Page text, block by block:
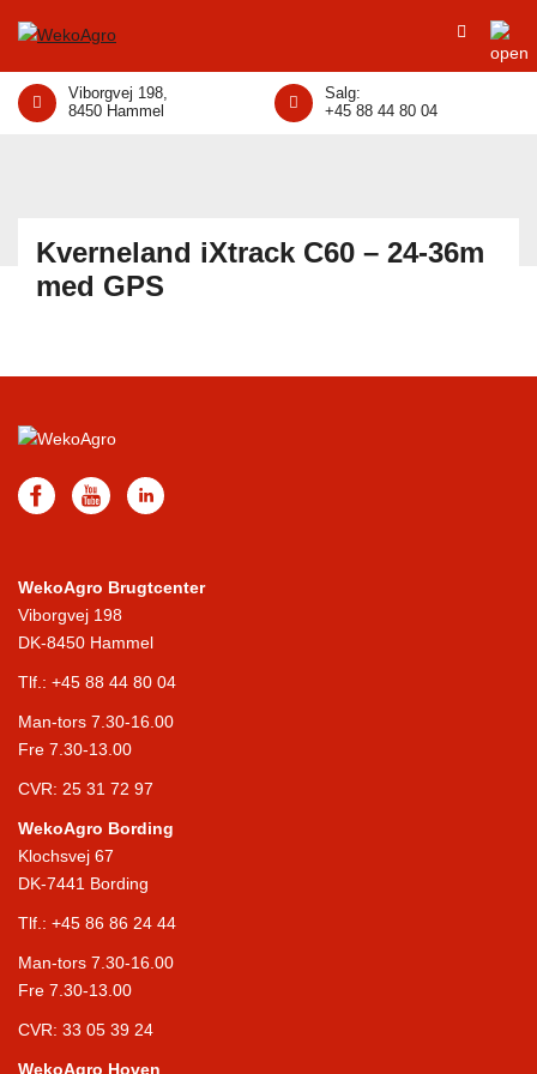
Viborgvej 198,
8450 Hammel
Salg:
+45 88 44 80 04
Kverneland iXtrack C60 – 24-36m
med GPS
WekoAgro Brugtcenter
Viborgvej 198
DK-8450 Hammel
Tlf.: +45 88 44 80 04
Man-tors 7.30-16.00
Fre 7.30-13.00
CVR: 25 31 72 97
WekoAgro Bording
Klochsvej 67
DK-7441 Bording
Tlf.: +45 86 86 24 44
Man-tors 7.30-16.00
Fre 7.30-13.00
CVR: 33 05 39 24
WekoAgro Hoven